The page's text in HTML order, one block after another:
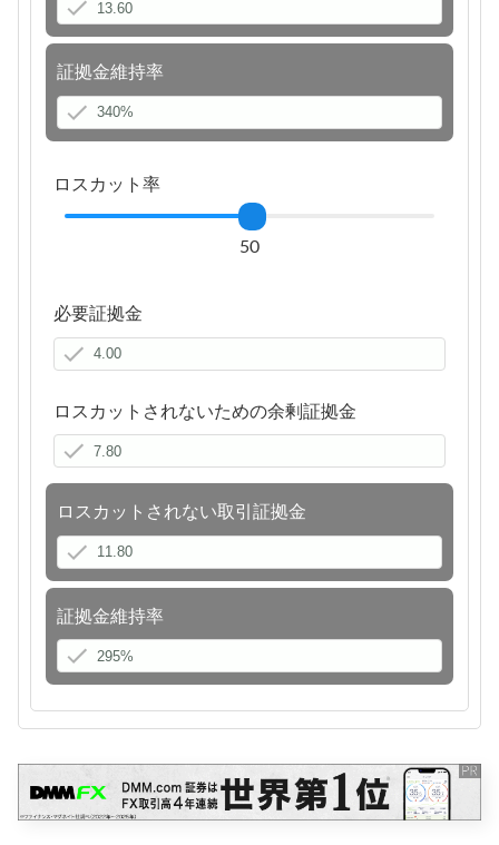
証拠金維持率
ロスカット率
50
必要証拠金
ロスカットされないための余剰証拠金
ロスカットされない取引証拠金
証拠金維持率